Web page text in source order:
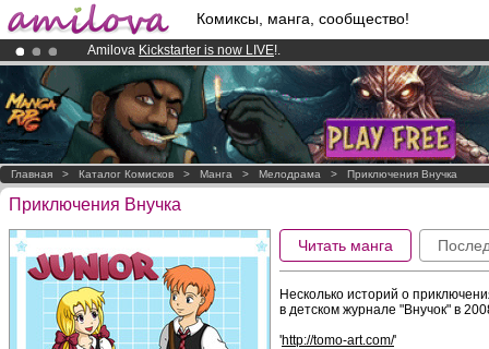
Комиксы, манга, сообщество!
Amilova Kickstarter is now LIVE!.
Already 100000membersand 1000comics & mangas!.
Premium membership from3.95 euros per month !Get membership
Главная > Каталог Комисков > Манга > Мелодрама > Приключения Внучка
Приключения Внучка
Читать манга
Несколько историй о
в детском журнале "Внучок" в
'http://tomo-art.com/'